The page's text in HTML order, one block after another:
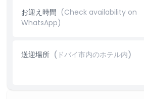
ハイライト
お迎え時間 (Check availability on
WhatsApp)
送迎場所 (ドバイ市内のホテル内)